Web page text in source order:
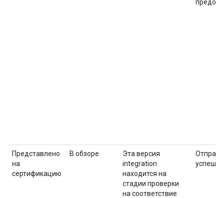
Представлено
на
сертификацию
В обзоре
Эта версия
integration
находится на
стадии проверки
на соответствие